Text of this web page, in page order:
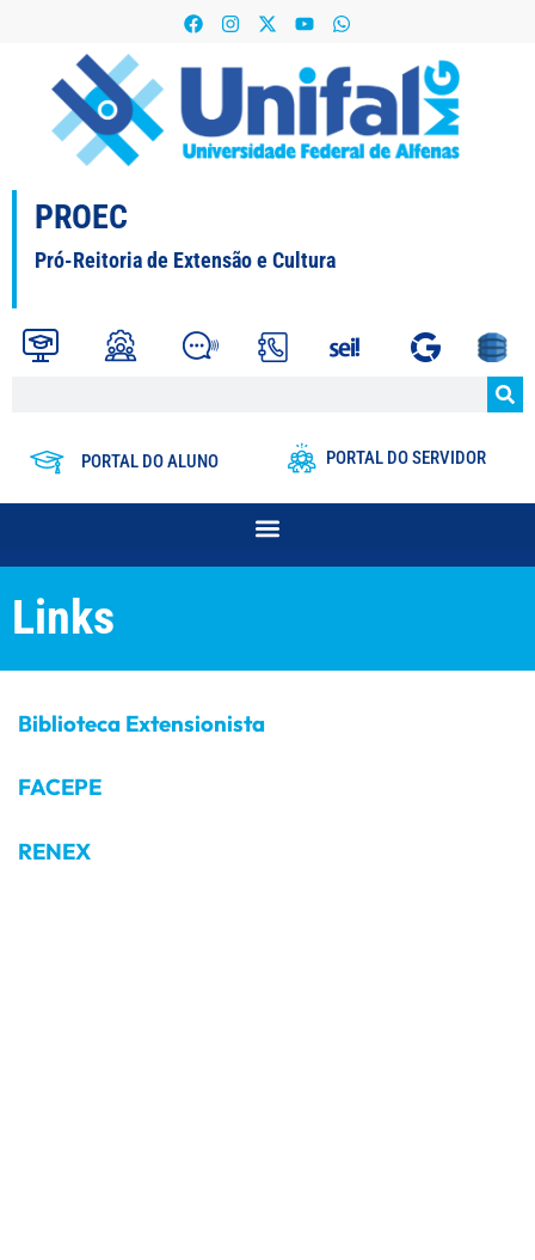
PROEC
Pró-Reitoria de Extensão e Cultura
PORTAL DO ALUNO PORTAL DO SERVIDOR
Links
Biblioteca Extensionista
FACEPE
RENEX